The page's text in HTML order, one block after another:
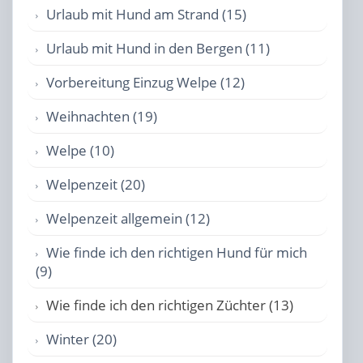
Urlaub mit Hund am Strand (15)
Urlaub mit Hund in den Bergen (11)
Vorbereitung Einzug Welpe (12)
Weihnachten (19)
Welpe (10)
Welpenzeit (20)
Welpenzeit allgemein (12)
Wie finde ich den richtigen Hund für mich
(9)
Wie finde ich den richtigen Züchter (13)
Winter (20)